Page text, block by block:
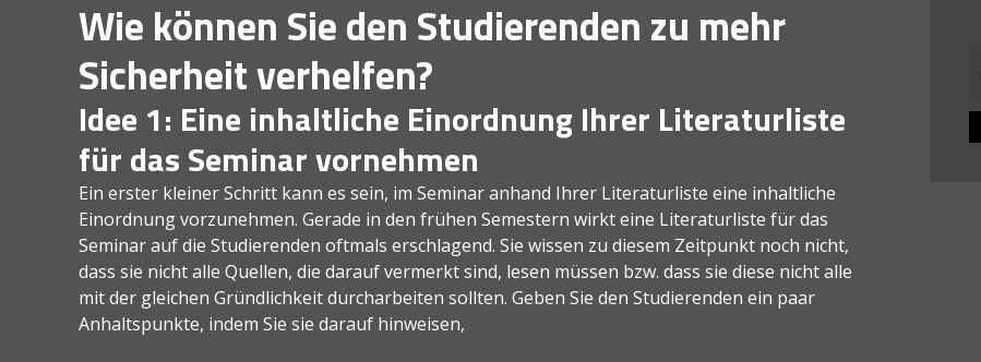
Wie können Sie den Studierenden zu mehr
Sicherheit verhelfen?
Idee 1: Eine inhaltliche Einordnung Ihrer Literaturliste
für das Seminar vornehmen
Ein erster kleiner Schritt kann es sein, im Seminar anhand Ihrer Literaturliste eine inhaltliche
Einordnung vorzunehmen. Gerade in den frühen Semestern wirkt eine Literaturliste für das
Seminar auf die Studierenden oftmals erschlagend. Sie wissen zu diesem Zeitpunkt noch nicht,
dass sie nicht alle Quellen, die darauf vermerkt sind, lesen müssen bzw. dass sie diese nicht alle
mit der gleichen Gründlichkeit durcharbeiten sollten. Geben Sie den Studierenden ein paar
Anhaltspunkte, indem Sie sie darauf hinweisen,